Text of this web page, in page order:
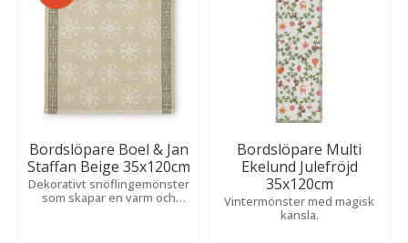
Bordslöpare Boel & Jan
Staffan Beige 35x120cm
Dekorativt snöflingemönster
som skapar en varm och
Bordslöpare Multi
Ekelund Julefröjd
35x120cm
Vintermönster med magisk
känsla.